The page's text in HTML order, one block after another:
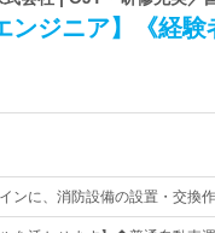
ンジニア】《経
ンに、消防設備の設置・交換